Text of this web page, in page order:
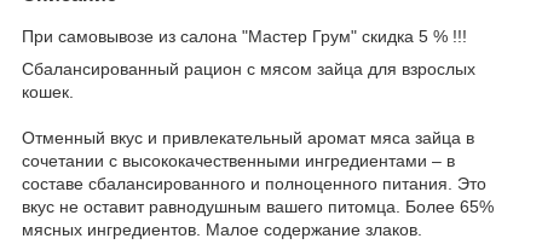
При самовывозе из салона "Мастер Грум" скидка 5 % !!!
Сбалансированный рацион с мясом зайца для взрослых
кошек.
Отменный вкус и привлекательный аромат мяса зайца в
сочетании с высококачественными ингредиентами – в
составе сбалансированного и полноценного питания. Это
вкус не оставит равнодушным вашего питомца. Более 65%
мясных ингредиентов. Малое содержание злаков.